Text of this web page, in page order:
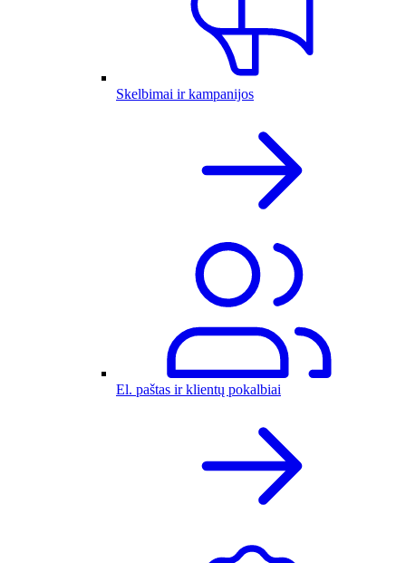
Skelbimai ir kampanijos
El. paštas ir klientų pokalbiai